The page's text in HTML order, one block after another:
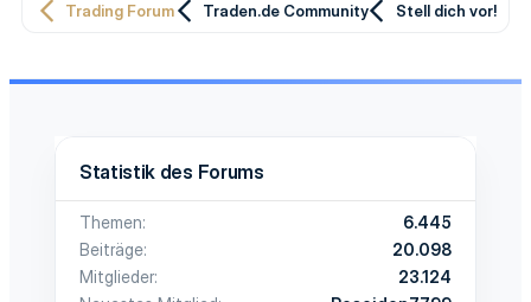
Trading Forum Traden.de Community Stell dich vor!
Statistik des Forums
Themen
6.445
Beiträge
20.098
Mitglieder
23.124